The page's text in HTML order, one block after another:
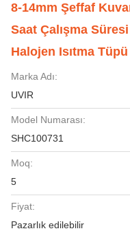
8-14mm Şeffaf
Saat Çalışma
Halojen Isıtma Tüpü
Marka Adı:
UVIR
Model Numarası:
SHC100731
Moq:
5
Fiyat:
Pazarlık edilebilir